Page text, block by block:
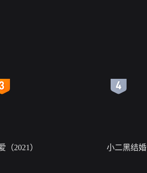
（2021） 小二黑结婚